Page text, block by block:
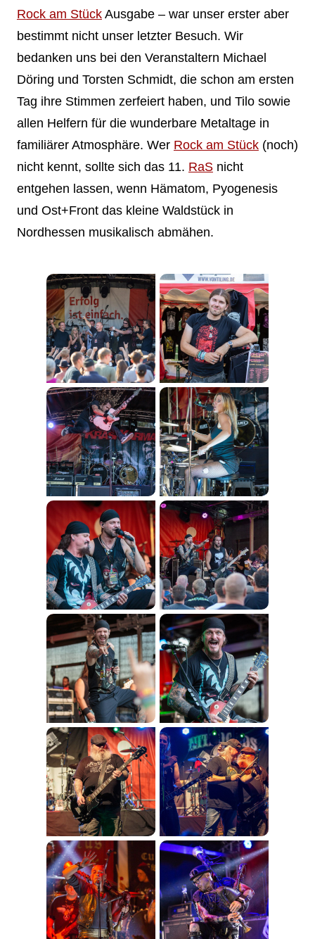
Rock am StückAusgabe – war unser erster aber
bestimmt nicht unser letzter Besuch. Wir
bedanken uns bei den Veranstaltern Michael
Döring und Torsten Schmidt, die schon am ersten
Tag ihre Stimmen zerfeiert haben, und Tilo sowie
allen Helfern für die wunderbare Metaltage in
familiärer Atmosphäre. Wer Rock am Stück(noch)
nicht kennt, sollte sich das 11. RaSnicht
entgehen lassen, wenn Hämatom, Pyogenesis
und Ost+Front das kleine Waldstück in
Nordhessen musikalisch abmähen.